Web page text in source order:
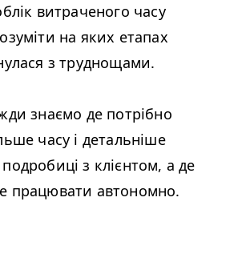
витраченого часу
на яких етапах
з труднощами.
знаємо де потрібно
часу і детальніше
з клієнтом, а де
працювати автономно.